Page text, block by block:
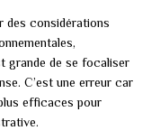
des considérations
grande de se focaliser
C’est une erreur car
efficaces pour